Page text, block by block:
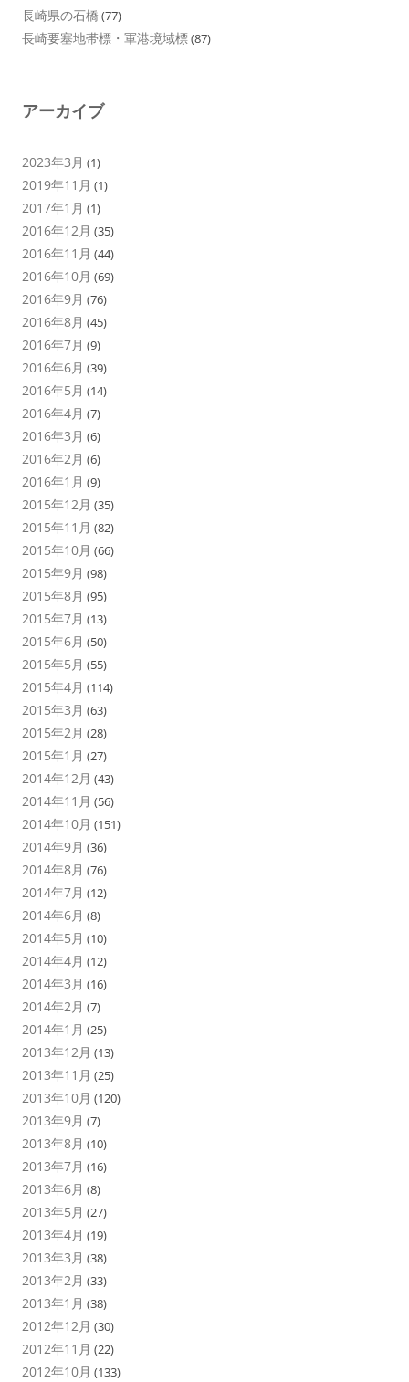
長崎県の石橋 (77)
長崎要塞地帯標・軍港境域標(87)
アーカイブ
2023年3月 (1)
2019年11月 (1)
2017年1月 (1)
2016年12月 (35)
2016年11月 (44)
2016年10月 (69)
2016年9月 (76)
2016年8月 (45)
2016年7月 (9)
2016年6月 (39)
2016年5月 (14)
2016年4月 (7)
2016年3月 (6)
2016年2月 (6)
2016年1月 (9)
2015年12月 (35)
2015年11月 (82)
2015年10月 (66)
2015年9月 (98)
2015年8月 (95)
2015年7月 (13)
2015年6月 (50)
2015年5月 (55)
2015年4月 (114)
2015年3月 (63)
2015年2月 (28)
2015年1月 (27)
2014年12月 (43)
2014年11月 (56)
2014年10月 (151)
2014年9月 (36)
2014年8月 (76)
2014年7月 (12)
2014年6月 (8)
2014年5月 (10)
2014年4月 (12)
2014年3月 (16)
2014年2月 (7)
2014年1月 (25)
2013年12月 (13)
2013年11月 (25)
2013年10月 (120)
2013年9月 (7)
2013年8月 (10)
2013年7月 (16)
2013年6月 (8)
2013年5月 (27)
2013年4月 (19)
2013年3月 (38)
2013年2月 (33)
2013年1月 (38)
2012年12月 (30)
2012年11月 (22)
2012年10月 (133)